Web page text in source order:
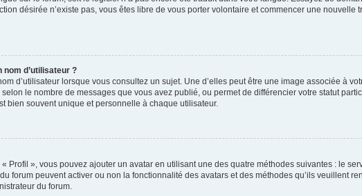
désirée n’existe pas, vous êtes libre de vous porter volontaire et commencer une nouvelle
d’utilisateur ?
d’utilisateur lorsque vous consultez un sujet. Une d’elles peut être une image associée à
le nombre de messages que vous avez publié, ou permet de différencier votre statut
bien souvent unique et personnelle à chaque utilisateur.
Profil », vous pouvez ajouter un avatar en utilisant une des quatre méthodes suivantes : le
forum peuvent activer ou non la fonctionnalité des avatars et des méthodes qu’ils veuillent
du forum.